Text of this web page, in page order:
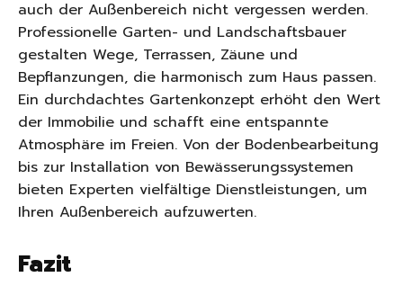
auch der Außenbereich nicht vergessen werden.
Professionelle Garten- und Landschaftsbauer
gestalten Wege, Terrassen, Zäune und
Bepflanzungen, die harmonisch zum Haus passen.
Ein durchdachtes Gartenkonzept erhöht den Wert
der Immobilie und schafft eine entspannte
Atmosphäre im Freien. Von der Bodenbearbeitung
bis zur Installation von Bewässerungssystemen
bieten Experten vielfältige Dienstleistungen, um
Ihren Außenbereich aufzuwerten.
Fazit